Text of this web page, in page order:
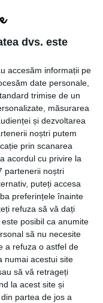
dvs. este
accesăm informații pe
date personale,
trimise de un
măsurarea
și dezvoltarea
noștri putem
prin scanarea
acordul cu privire la
partenerii noștri
puteți accesa
preferințele înainte
refuza să vă dați
posibil ca anumite
să nu necesite
a refuza o astfel de
numai acestui site
să vă retrageți
la acest site și
partea de jos a
procesul
din partea
de administrare
și PIB-ul
că PIB-ul
de 40%,
cel mai scăzut
mici venituri
beneficiu al
poate fi legată de
în vedere că
toate jurnalele
firmei;
rambursarea TVA-
fi observate mai
Astfel,
duce la reducerea